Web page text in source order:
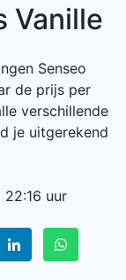
Vanille
Senseo
de prijs per
verschillende
je uitgerekend
uur